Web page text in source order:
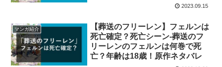
2023.09.15
マンガ紹介
【葬送のフリーレン】フェルンは
死亡確定？死亡シーン-葬送のフ
リーレンのフェルンは何巻で死
亡？年齢は18歳！原作ネタバレ